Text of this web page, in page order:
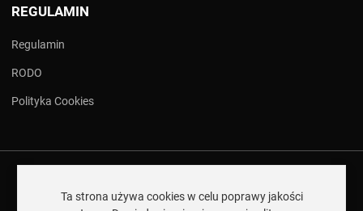
REGULAMIN
Regulamin
RODO
Polityka Cookies
WSZELKIE PRAWA ZASTRZEŻONE.
JEST WOLNYM OPROGRAMOWANIEM WYDANYM NA
Ta strona używa cookies w celu poprawy jakości